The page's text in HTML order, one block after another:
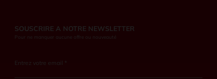
SOUSCRIRE A NOTRE NEWSLETTER
Pour ne manquer aucune offre ou nouveauté
Entrez votre email *